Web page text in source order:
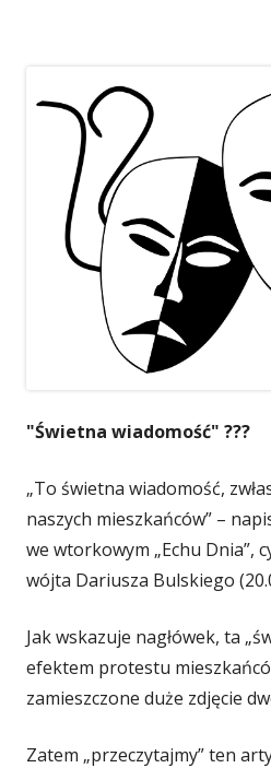
się
w
nowym
oknie
w
"Świetna wiadomość" ???
„To świetna wiadomość,
naszych mieszkańców” –
we wtorkowym „Echu Dnia”,
wójta Dariusza Bulskiego
Jak wskazuje nagłówek, ta
efektem protestu
zamieszczone duże zdjęcie
Zatem „przeczytajmy” ten